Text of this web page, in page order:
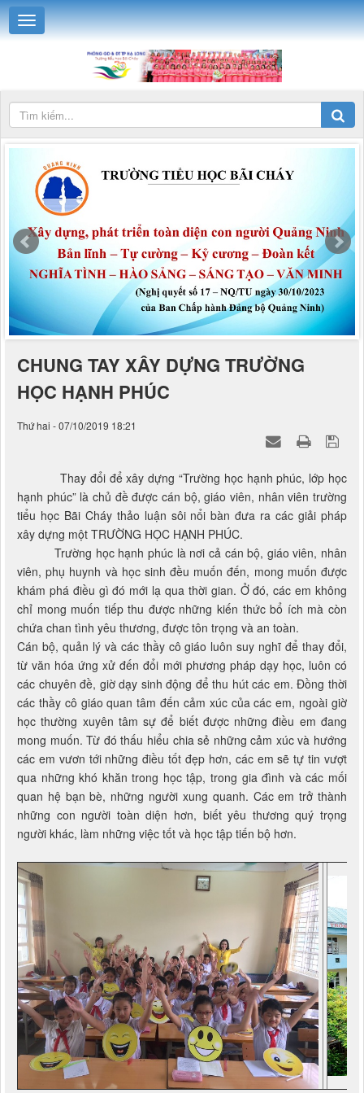
CHUNG TAY XÂY DỰNG TRƯỜNG
HỌC HẠNH PHÚC
Thứ hai - 07/10/2019 18:21
Thay đổi để xây dựng “Trường học hạnh phúc, lớp học
hạnh phúc” là chủ đề được cán bộ, giáo viên, nhân viên trường
tiểu học Bãi Cháy thảo luận sôi nổi bàn đưa ra các giải pháp
xây dựng một TRƯỜNG HỌC HẠNH PHÚC.
Trường học hạnh phúc là nơi cả cán bộ, giáo viên, nhân
viên, phụ huynh và học sinh đều muốn đến, mong muốn được
khám phá điều gì đó mới lạ qua thời gian. Ở đó, các em không
chỉ mong muốn tiếp thu được những kiến thức bổ ích mà còn
chứa chan tình yêu thương, được tôn trọng và an toàn.
Cán bộ, quản lý và các thầy cô giáo luôn suy nghĩ để thay đổi,
từ văn hóa ứng xử đến đổi mới phương pháp dạy học, luôn có
các chuyên đề, giờ dạy sinh động để thu hút các em. Đồng thời
các thầy cô giáo quan tâm đến cảm xúc của các em, ngoài giờ
học thường xuyên tâm sự để biết được những điều em đang
mong muốn. Từ đó thấu hiểu chia sẻ những cảm xúc và hướng
các em vươn tới những điều tốt đẹp hơn, các em sẽ tự tin vượt
qua những khó khăn trong học tập, trong gia đình và các mối
quan hệ bạn bè, những người xung quanh. Các em trở thành
những con người toàn diện hơn, biết yêu thương quý trọng
người khác, làm những việc tốt và học tập tiến bộ hơn.